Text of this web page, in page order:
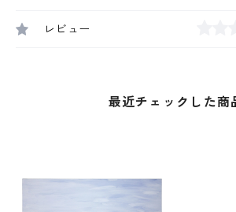
レビュー
最近チェックした商